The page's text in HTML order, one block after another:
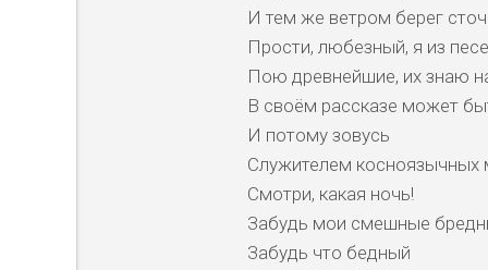
И тем же ветром берег
Прости, любезный, я из
Пою древнейшие, их знаю
В своём рассказе может
И потому зовусь
Служителем косноязычных
Смотри, какая ночь!
Забудь мои смешные
Забудь что бедный